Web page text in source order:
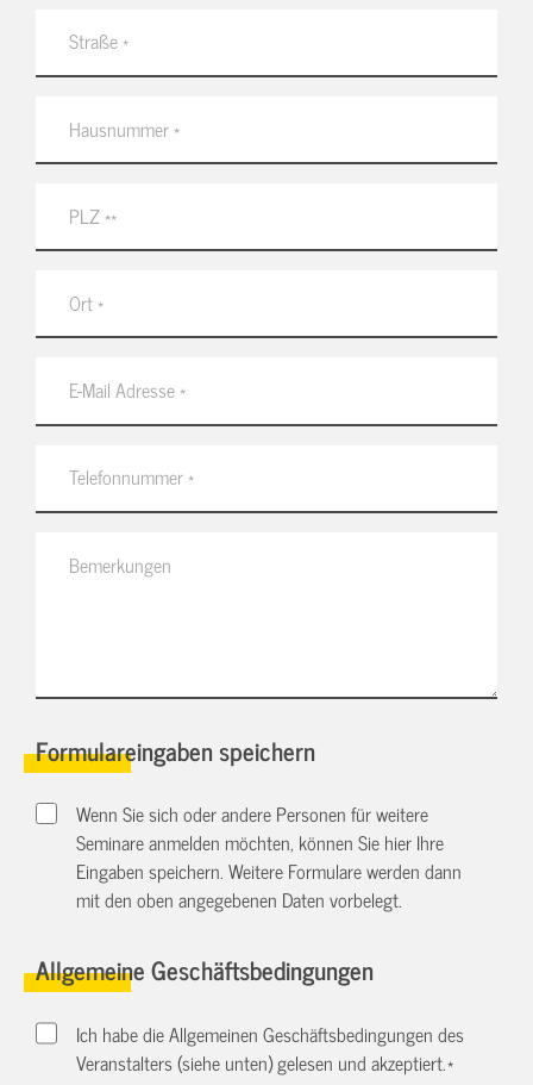
Formulareingaben speichern
Wenn Sie sich oder andere Personen für weitere
Seminare anmelden möchten, können Sie hier Ihre
Eingaben speichern. Weitere Formulare werden dann
mit den oben angegebenen Daten vorbelegt.
Allgemeine Geschäftsbedingungen
Ich habe die Allgemeinen Geschäftsbedingungen des
Veranstalters (siehe unten) gelesen und akzeptiert.*